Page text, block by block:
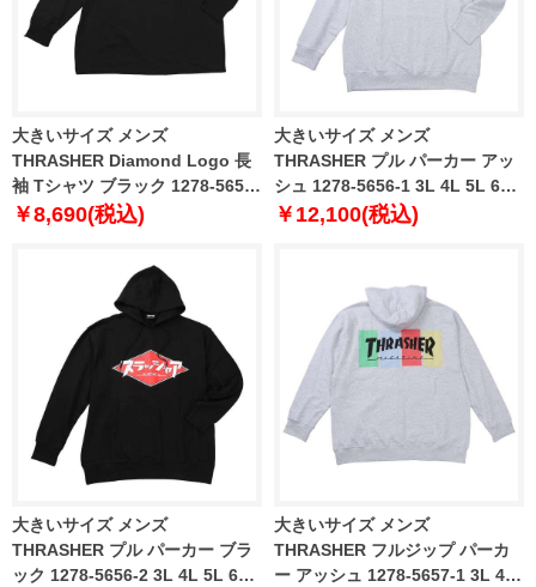
大きいサイズ メンズ
THRASHER Diamond Logo 長
袖 Tシャツ ブラック 1278-5655-
2 3L 4L 5L 6L 8L
￥8,690(税込)
大きいサイズ メンズ
THRASHER プル パーカー アッ
シュ 1278-5656-1 3L 4L 5L 6L
8L
￥12,100(税込)
大きいサイズ メンズ
THRASHER プル パーカー ブラ
ック 1278-5656-2 3L 4L 5L 6L
大きいサイズ メンズ
THRASHER フルジップ パーカ
ー アッシュ 1278-5657-1 3L 4L